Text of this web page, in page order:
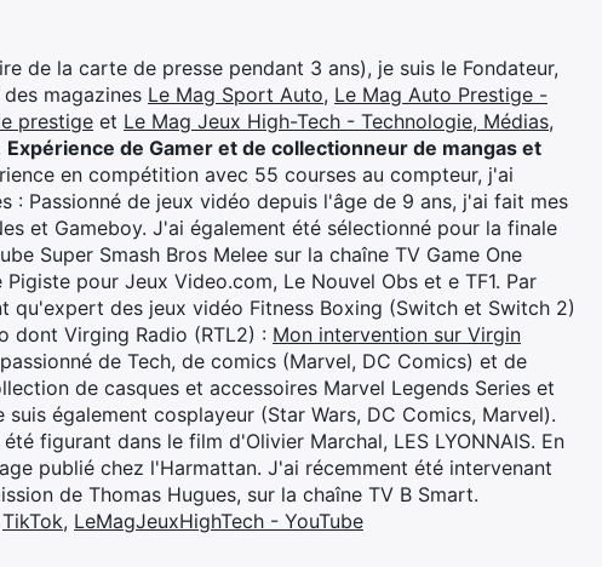
de la carte de presse pendant 3 ans), je suis le Fondateur,
magazines Le Mag Sport Auto, Le Mag Auto Prestige -
prestige et Le Mag Jeux High-Tech - Technologie, Médias,
Expérience de Gamer et de collectionneur de mangas et
en compétition avec 55 courses au compteur, j'ai
: Passionné de jeux vidéo depuis l'âge de 9 ans, j'ai fait mes
et Gameboy. J'ai également été sélectionné pour la finale
Super Smash Bros Melee sur la chaîne TV Game One
pour Jeux Video.com, Le Nouvel Obs et e TF1. Par
qu'expert des jeux vidéo Fitness Boxing (Switch et Switch 2)
dont Virging Radio (RTL2) : Mon intervention sur Virgin
de Tech, de comics (Marvel, DC Comics) et de
de casques et accessoires Marvel Legends Series et
également cosplayeur (Star Wars, DC Comics, Marvel).
figurant dans le film d'Olivier Marchal, LES LYONNAIS. En
publié chez l'Harmattan. J'ai récemment été intervenant
de Thomas Hugues, sur la chaîne TV B Smart.
TikTok, LeMagJeuxHighTech - YouTube